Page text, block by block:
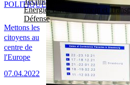
Energie, Environnement et
Défense
Mettons les
citoyens au
centre de
l'Europe
07.04.2022
POLITIQUE